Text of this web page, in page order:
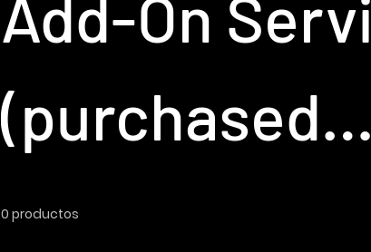
Add-On
(purchased
separately in
0 productos